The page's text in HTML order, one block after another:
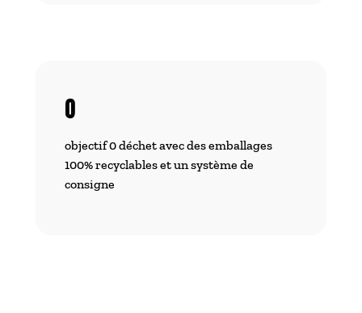
0
objectif 0 déchet avec des emballages
100% recyclables et un système de
consigne